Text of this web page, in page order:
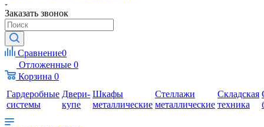
Заказать звонок
Сравнение0
Отложенные 0
Корзина 0
Гардеробные
системы
Двери-
купе
Шкафы
металлические
Стеллажи
металлические
Складская
техника